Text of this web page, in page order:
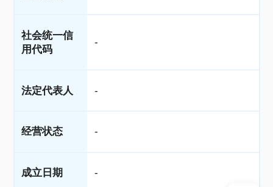
社会统一信
用代码
-
法定代表人 -
经营状态 -
成立日期 -